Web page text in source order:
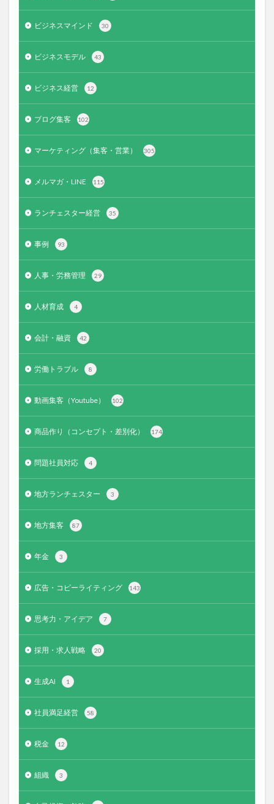
ビジネスマインド 30
ビジネスモデル 43
ビジネス経営 12
ブログ集客 102
マーケティング（集客・営業） 305
メルマガ・LINE 115
ランチェスター経営 35
事例 93
人事・労務管理 29
人材育成 4
会計・融資 42
労働トラブル 8
動画集客（Youtube） 102
商品作り（コンセプト・差別化） 174
問題社員対応 4
地方ランチェスター 3
地方集客 87
年金 3
広告・コピーライティング 143
思考力・アイデア 7
採用・求人戦略 20
生成AI 1
社員満足経営 58
税金 12
組織 3